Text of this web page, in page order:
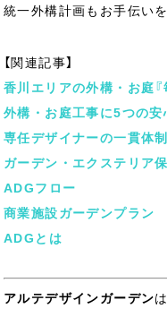
統一外構計画もお手伝い
【関連記事】
香川エリアの外構・お庭
外構・お庭工事に5つの安
専任デザイナーの一貫体制
ガーデン・エクステリア
ADGフロー
商業施設ガーデンプラン
ADGとは
アルテデザインガーデン